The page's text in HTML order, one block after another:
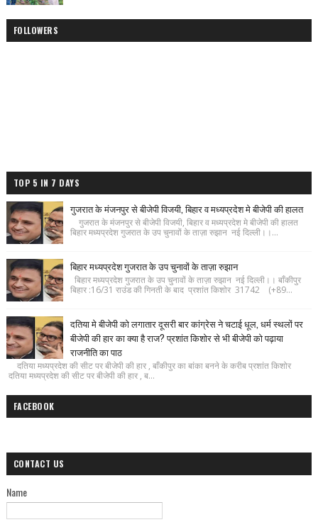
FOLLOWERS
TOP 5 IN 7 DAYS
गुजरात के मंजनपुर से बीजेपी विजयी, बिहार व मध्यप्रदेश मे बीजेपी की हालत
गुजरात के मंजनपुर से बीजेपी विजयी, बिहार व मध्यप्रदेश मे बीजेपी की हालत
बिहार मध्यप्रदेश गुजरात के उप चुनावों के ताज़ा रुझान नई दिल्ली।।...
बिहार मध्यप्रदेश गुजरात के उप चुनावों के ताज़ा रुझान
बिहार मध्यप्रदेश गुजरात के उप चुनावों के ताज़ा रुझान नई दिल्ली।। बाँकीपुर
बिहार :16/31 राउंड की गिनती के बाद प्रशांत किशोर 31742 (+89...
दतिया मे बीजेपी को लगातार दूसरी बार कांग्रेस ने चटाई धूल, धर्म स्थलों पर
बीजेपी की हार का क्या है राज? प्रशांत किशोर से भी बीजेपी को पढ़ाया
राजनीति का पाठ
दतिया मध्यप्रदेश की सीट पर बीजेपी की हार , बाँकीपुर का बांका बनने के करीब प्रशांत किशोर
दतिया मध्यप्रदेश की सीट पर बीजेपी की हार , ब...
FACEBOOK
CONTACT US
Name